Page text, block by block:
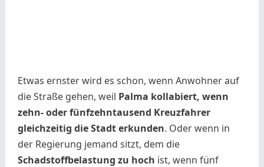
Etwas ernster wird es schon, wenn Anwohner auf
die Straße gehen, weil Palma kollabiert, wenn
zehn- oder fünfzehntausend Kreuzfahrer
gleichzeitig die Stadt erkunden. Oder wenn in
der Regierung jemand sitzt, dem die
Schadstoffbelastung zu hoch ist, wenn fünf